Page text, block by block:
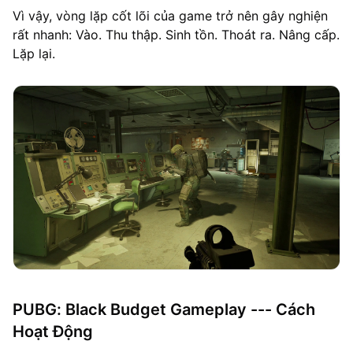
Vì vậy, vòng lặp cốt lõi của game trở nên gây nghiện
rất nhanh: Vào. Thu thập. Sinh tồn. Thoát ra. Nâng cấp.
Lặp lại.
PUBG: Black Budget Gameplay --- Cách
Hoạt Động